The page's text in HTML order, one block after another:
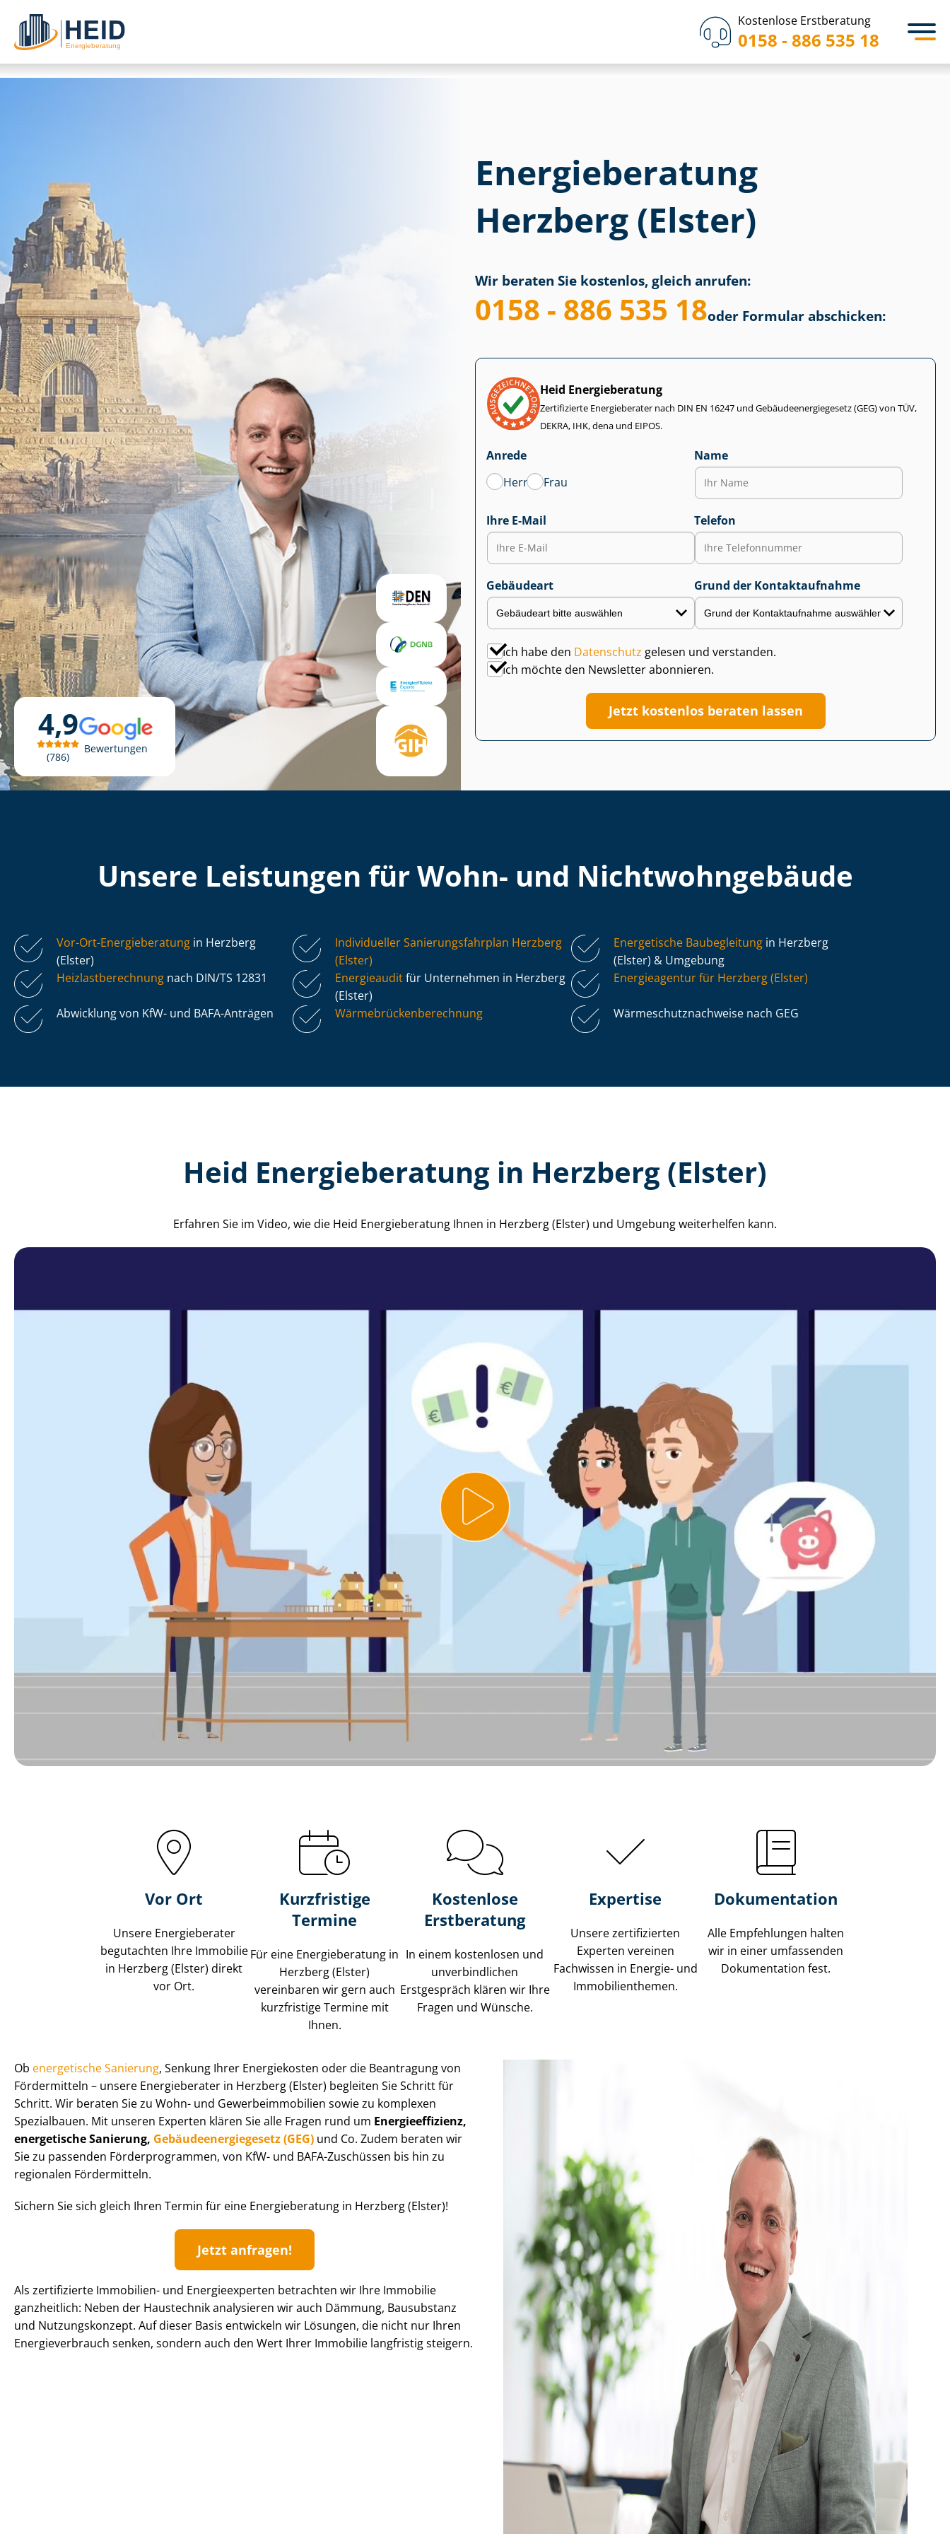
Kostenlose Erstberatung
0158 - 886 535 18
4,9
786
Bewertungen
Energieberatung
Herzberg (Elster)
Wir beraten Sie kostenlos, gleich anrufen:
0158 - 886 535 18oder Formular abschicken:
Heid Energieberatung
Zertifizierte Energieberater nach DIN EN 16247 und Ge­bäu­de­en­er­gie­ge­setz (GEG) von TÜV,
DEKRA, IHK, dena und EIPOS.
Anrede
Herr
Frau
Name
Ihre E-Mail Telefon
Gebäudeart Grund der Kontaktaufnahme
Ich habe den Datenschutz gelesen und verstanden.
Ich möchte den Newsletter abonnieren.
Jetzt kostenlos beraten lassen
Unsere Leistungen für Wohn- und Nicht­wohn­ge­bäu­de
Vor-Ort-Energieberatung in Herzberg
(Elster)
Individueller Sa­nie­rungs­fahr­plan Herzberg
(Elster)
Energetische Baubegleitung in Herzberg
(Elster) & Umgebung
Heiz­last­be­rech­nung nach DIN/TS 12831 Energieauditfür Unternehmen in Herzberg
(Elster)
Energieagentur für Herzberg (Elster)
Abwicklung von KfW- und BAFA-Anträgen Wär­me­brü­cken­be­rech­nung Wär­me­schutz­nach­wei­se nach GEG
Heid Energieberatung in Herzberg (Elster)
Erfahren Sie im Video, wie die Heid Energieberatung Ihnen in Herzberg (Elster) und Umgebung weiterhelfen kann.
Vor Ort
Unsere Energieberater
begutachten Ihre Immobilie
in Herzberg (Elster) direkt
vor Ort.
Kurzfristige
Termine
Für eine Energieberatung in
Herzberg (Elster)
vereinbaren wir gern auch
kurzfristige Termine mit
Ihnen.
Kostenlose
Erstberatung
In einem kostenlosen und
unverbindlichen
Erstgespräch klären wir Ihre
Fragen und Wünsche.
Expertise
Unsere zertifizierten
Experten vereinen
Fachwissen in Energie- und
Im­mo­bi­li­en­the­men.
Dokumentation
Alle Empfehlungen halten
wir in einer umfassenden
Dokumentation fest.
Ob energetische Sanierung, Senkung Ihrer Energiekosten oder die Beantragung von
Fördermitteln – unsere Energieberater in Herzberg (Elster) begleiten Sie Schritt für
Schritt. Wir beraten Sie zu Wohn- und Ge­wer­be­im­mo­bi­li­en sowie zu komplexen
Spezialbauen. Mit unseren Experten klären Sie alle Fragen rund um En­er­gie­ef­fi­zi­enz,
energetische Sanierung, Ge­bäu­de­en­er­gie­ge­setz (GEG) und Co. Zudem beraten wir
Sie zu passenden För­der­pro­gram­men, von KfW- und BAFA-Zuschüssen bis hin zu
regionalen Fördermitteln.
Sichern Sie sich gleich Ihren Termin für eine Energieberatung in Herzberg (Elster)!
Jetzt anfragen!
Als zertifizierte Immobilien- und Energieexperten betrachten wir Ihre Immobilie
ganzheitlich: Neben der Haustechnik analysieren wir auch Dämmung, Bausubstanz
und Nutzungskonzept. Auf dieser Basis entwickeln wir Lösungen, die nicht nur Ihren
En­er­gie­ver­brauch senken, sondern auch den Wert Ihrer Immobilie langfristig steigern.